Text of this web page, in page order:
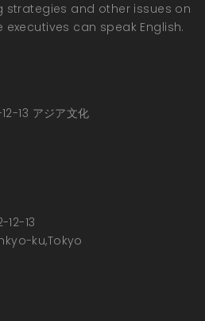
strategies and other issues on
can speak English.
13 アジア文化
13
ku,Tokyo